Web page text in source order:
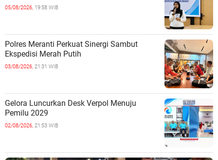
05/08/2026, 19:58 WIB
Polres Meranti Perkuat Sinergi Sambut
Ekspedisi Merah Putih
03/08/2026, 21:31 WIB
Gelora Luncurkan Desk Verpol Menuju
Pemilu 2029
02/08/2026, 21:53 WIB